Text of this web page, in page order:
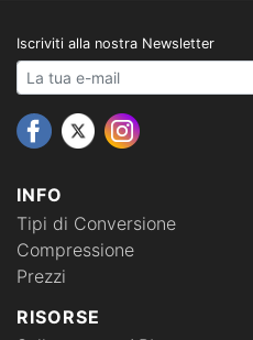
INFO
Tipi di Conversione
Compressione
Prezzi
RISORSE
Iscriviti alla nostra Newsletter
Your email address